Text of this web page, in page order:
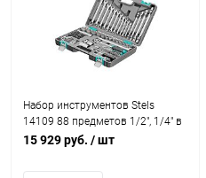
Набор инструментов Stels
14109 88 предметов 1/2", 1/4" в
кейсе
15 929 руб. / шт